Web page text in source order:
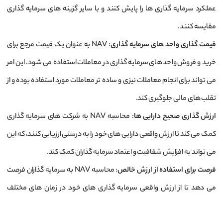
عملکرد سرمایه ‌گذاری‌ ها را پایش کنند و با سایر گزینه ‌های سرمایه ‌گذاری
مقایسه کنند.
قیمت گذاری واحد های سرمایه‌ گذاری
: NAV به عنوان یک قیمت مرجع برای
خرید و فروش واحد های سرمایه‌ گذاری در معاملات استفاده می ‌شود. این امر
می ‌تواند برای انجام معاملات نیزی و ساده‌ تر معاملات مورد استفاده بوده و از
تقلب‌ های مالی جلوگیری کند.
ارزش ‌گذاری صحیح دارایی ‌ها
: محاسبه NAV به شرکت‌ های سرمایه‌ گذاری
کمک می‌ کند تا ارزش واقعی دارایی‌ های خود را به درستی ارزیابی کنند، که این
می ‌تواند به افزایش شفافیت و اعتماد سرمایه‌ گذاران کمک کند.
فرصت برای استفاده از ارزش خالص
: محاسبه NAV به سرمایه‌ گذاران فرصت
می‌ دهد تا از ارزش واقعی سرمایه‌ گذاری ‌های خود در زمان‌ های مختلف